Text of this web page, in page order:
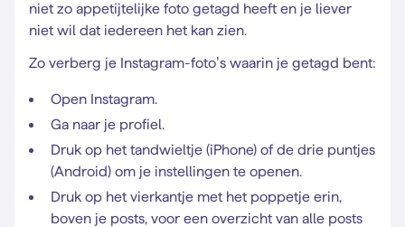
niet zo appetijtelijke foto getagd heeft en je liever
niet wil dat iedereen het kan zien.
Zo verberg je Instagram-foto’s waarin je getagd bent:
Open Instagram.
Ga naar je profiel.
Druk op het tandwieltje (iPhone) of de drie puntjes
(Android) om je instellingen te openen.
Druk op het vierkantje met het poppetje erin,
boven je posts, voor een overzicht van alle posts